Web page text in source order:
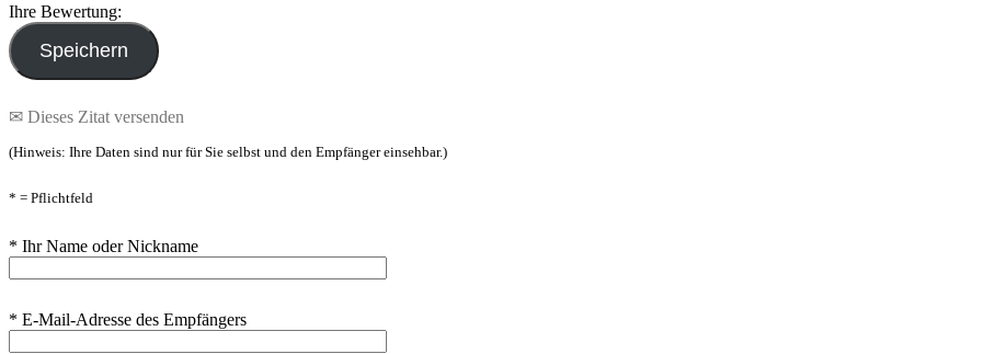
Ihre Bewertung:
✉ Dieses Zitat versenden
(Hinweis: Ihre Daten sind nur für Sie selbst und den Empfänger einsehbar.)
* = Pflichtfeld
* Ihr Name oder Nickname
* E-Mail-Adresse des Empfängers